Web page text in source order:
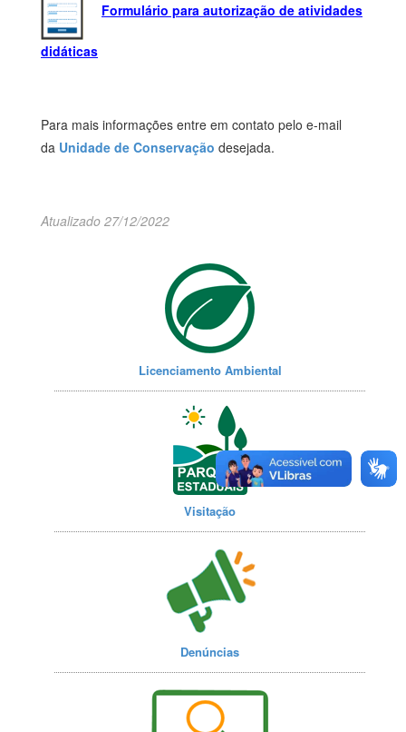
Formulário para autorização de atividades
didáticas
Para mais informações entre em contato pelo e-mail
da Unidade de Conservação desejada.
Atualizado 27/12/2022
Licenciamento Ambiental
Visitação
Denúncias